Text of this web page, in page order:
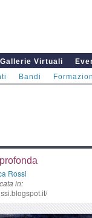
Gallerie Virtuali
Bandi
Rossi
in: